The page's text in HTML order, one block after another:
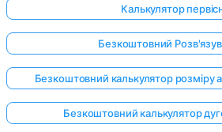
Калькулятор
Безкоштовний
Безкоштовний калькулятор розміру
Безкоштовний калькулятор